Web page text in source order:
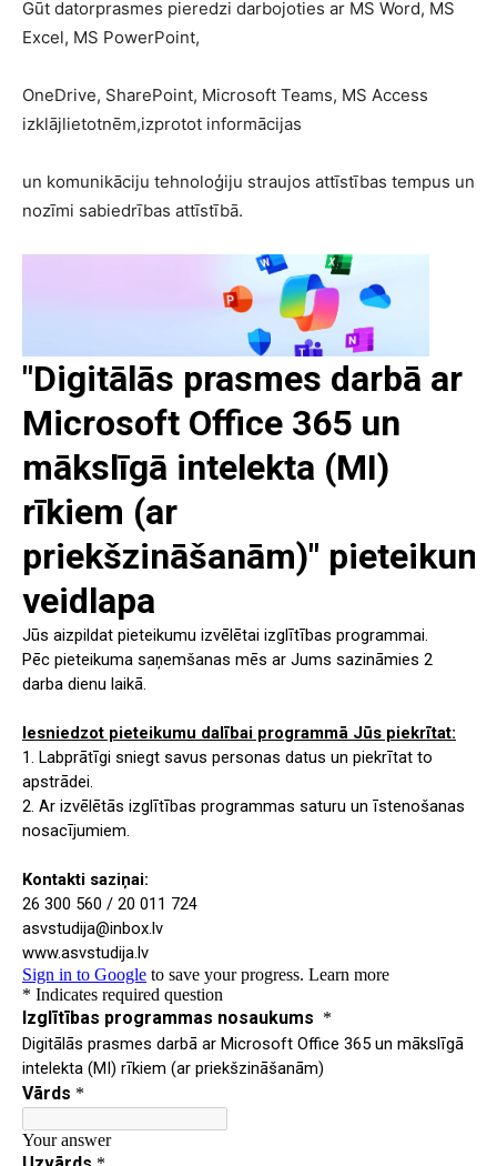
Gūt datorprasmes pieredzi darbojoties ar MS Word, MS
Excel, MS PowerPoint,
OneDrive, SharePoint, Microsoft Teams, MS Access
izklājlietotnēm,izprotot informācijas
un komunikāciju tehnoloģiju straujos attīstības tempus un
nozīmi sabiedrības attīstībā.